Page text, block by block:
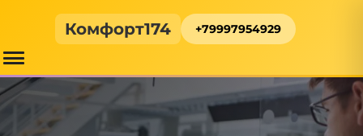
Комфорт174 +79997954929